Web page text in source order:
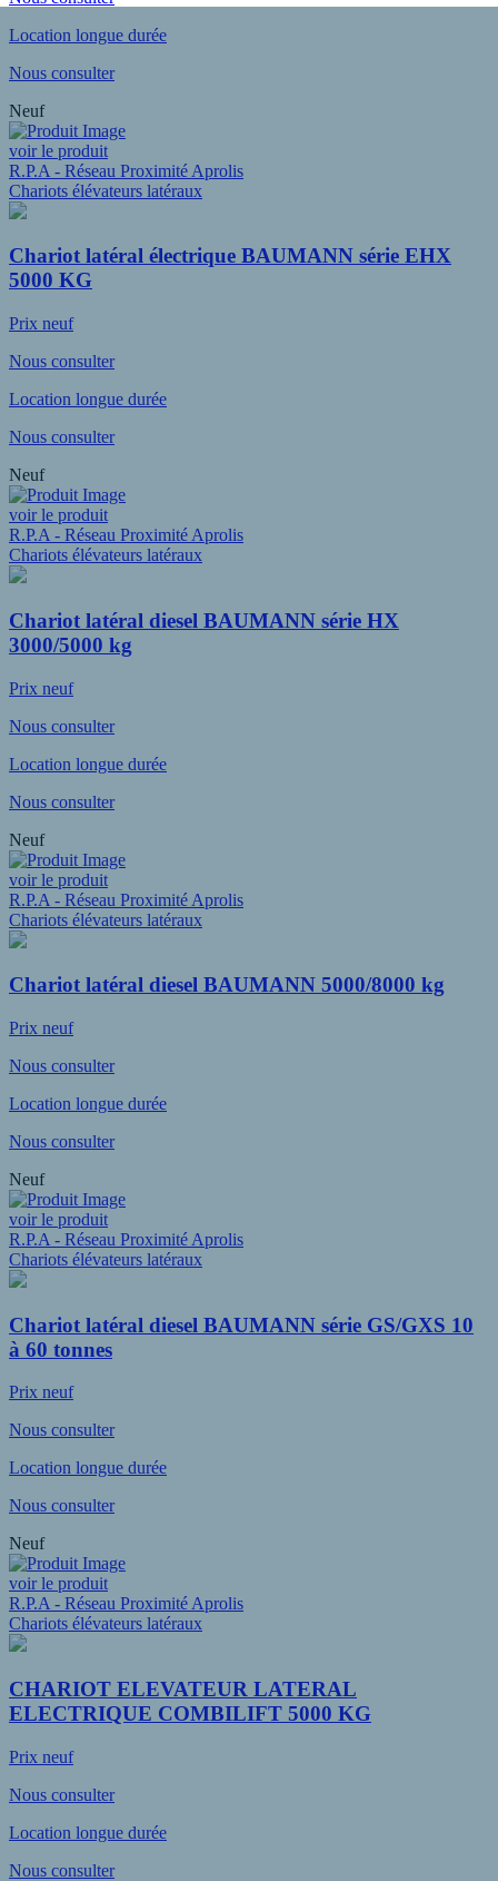
Location longue durée
Nous consulter
Neuf
voir le produit
R.P.A - Réseau Proximité Aprolis
Chariots élévateurs latéraux
Chariot latéral électrique BAUMANN série EHX
5000 KG
Prix neuf
Nous consulter
Location longue durée
Nous consulter
Neuf
voir le produit
R.P.A - Réseau Proximité Aprolis
Chariots élévateurs latéraux
Chariot latéral diesel BAUMANN série HX
3000/5000 kg
Prix neuf
Nous consulter
Location longue durée
Nous consulter
Neuf
voir le produit
R.P.A - Réseau Proximité Aprolis
Chariots élévateurs latéraux
Chariot latéral diesel BAUMANN 5000/8000 kg
Prix neuf
Nous consulter
Location longue durée
Nous consulter
Neuf
voir le produit
R.P.A - Réseau Proximité Aprolis
Chariots élévateurs latéraux
Chariot latéral diesel BAUMANN série GS/GXS 10
à 60 tonnes
Prix neuf
Nous consulter
Location longue durée
Nous consulter
Neuf
voir le produit
R.P.A - Réseau Proximité Aprolis
Chariots élévateurs latéraux
CHARIOT ELEVATEUR LATERAL
ELECTRIQUE COMBILIFT 5000 KG
Prix neuf
Nous consulter
Location longue durée
Nous consulter